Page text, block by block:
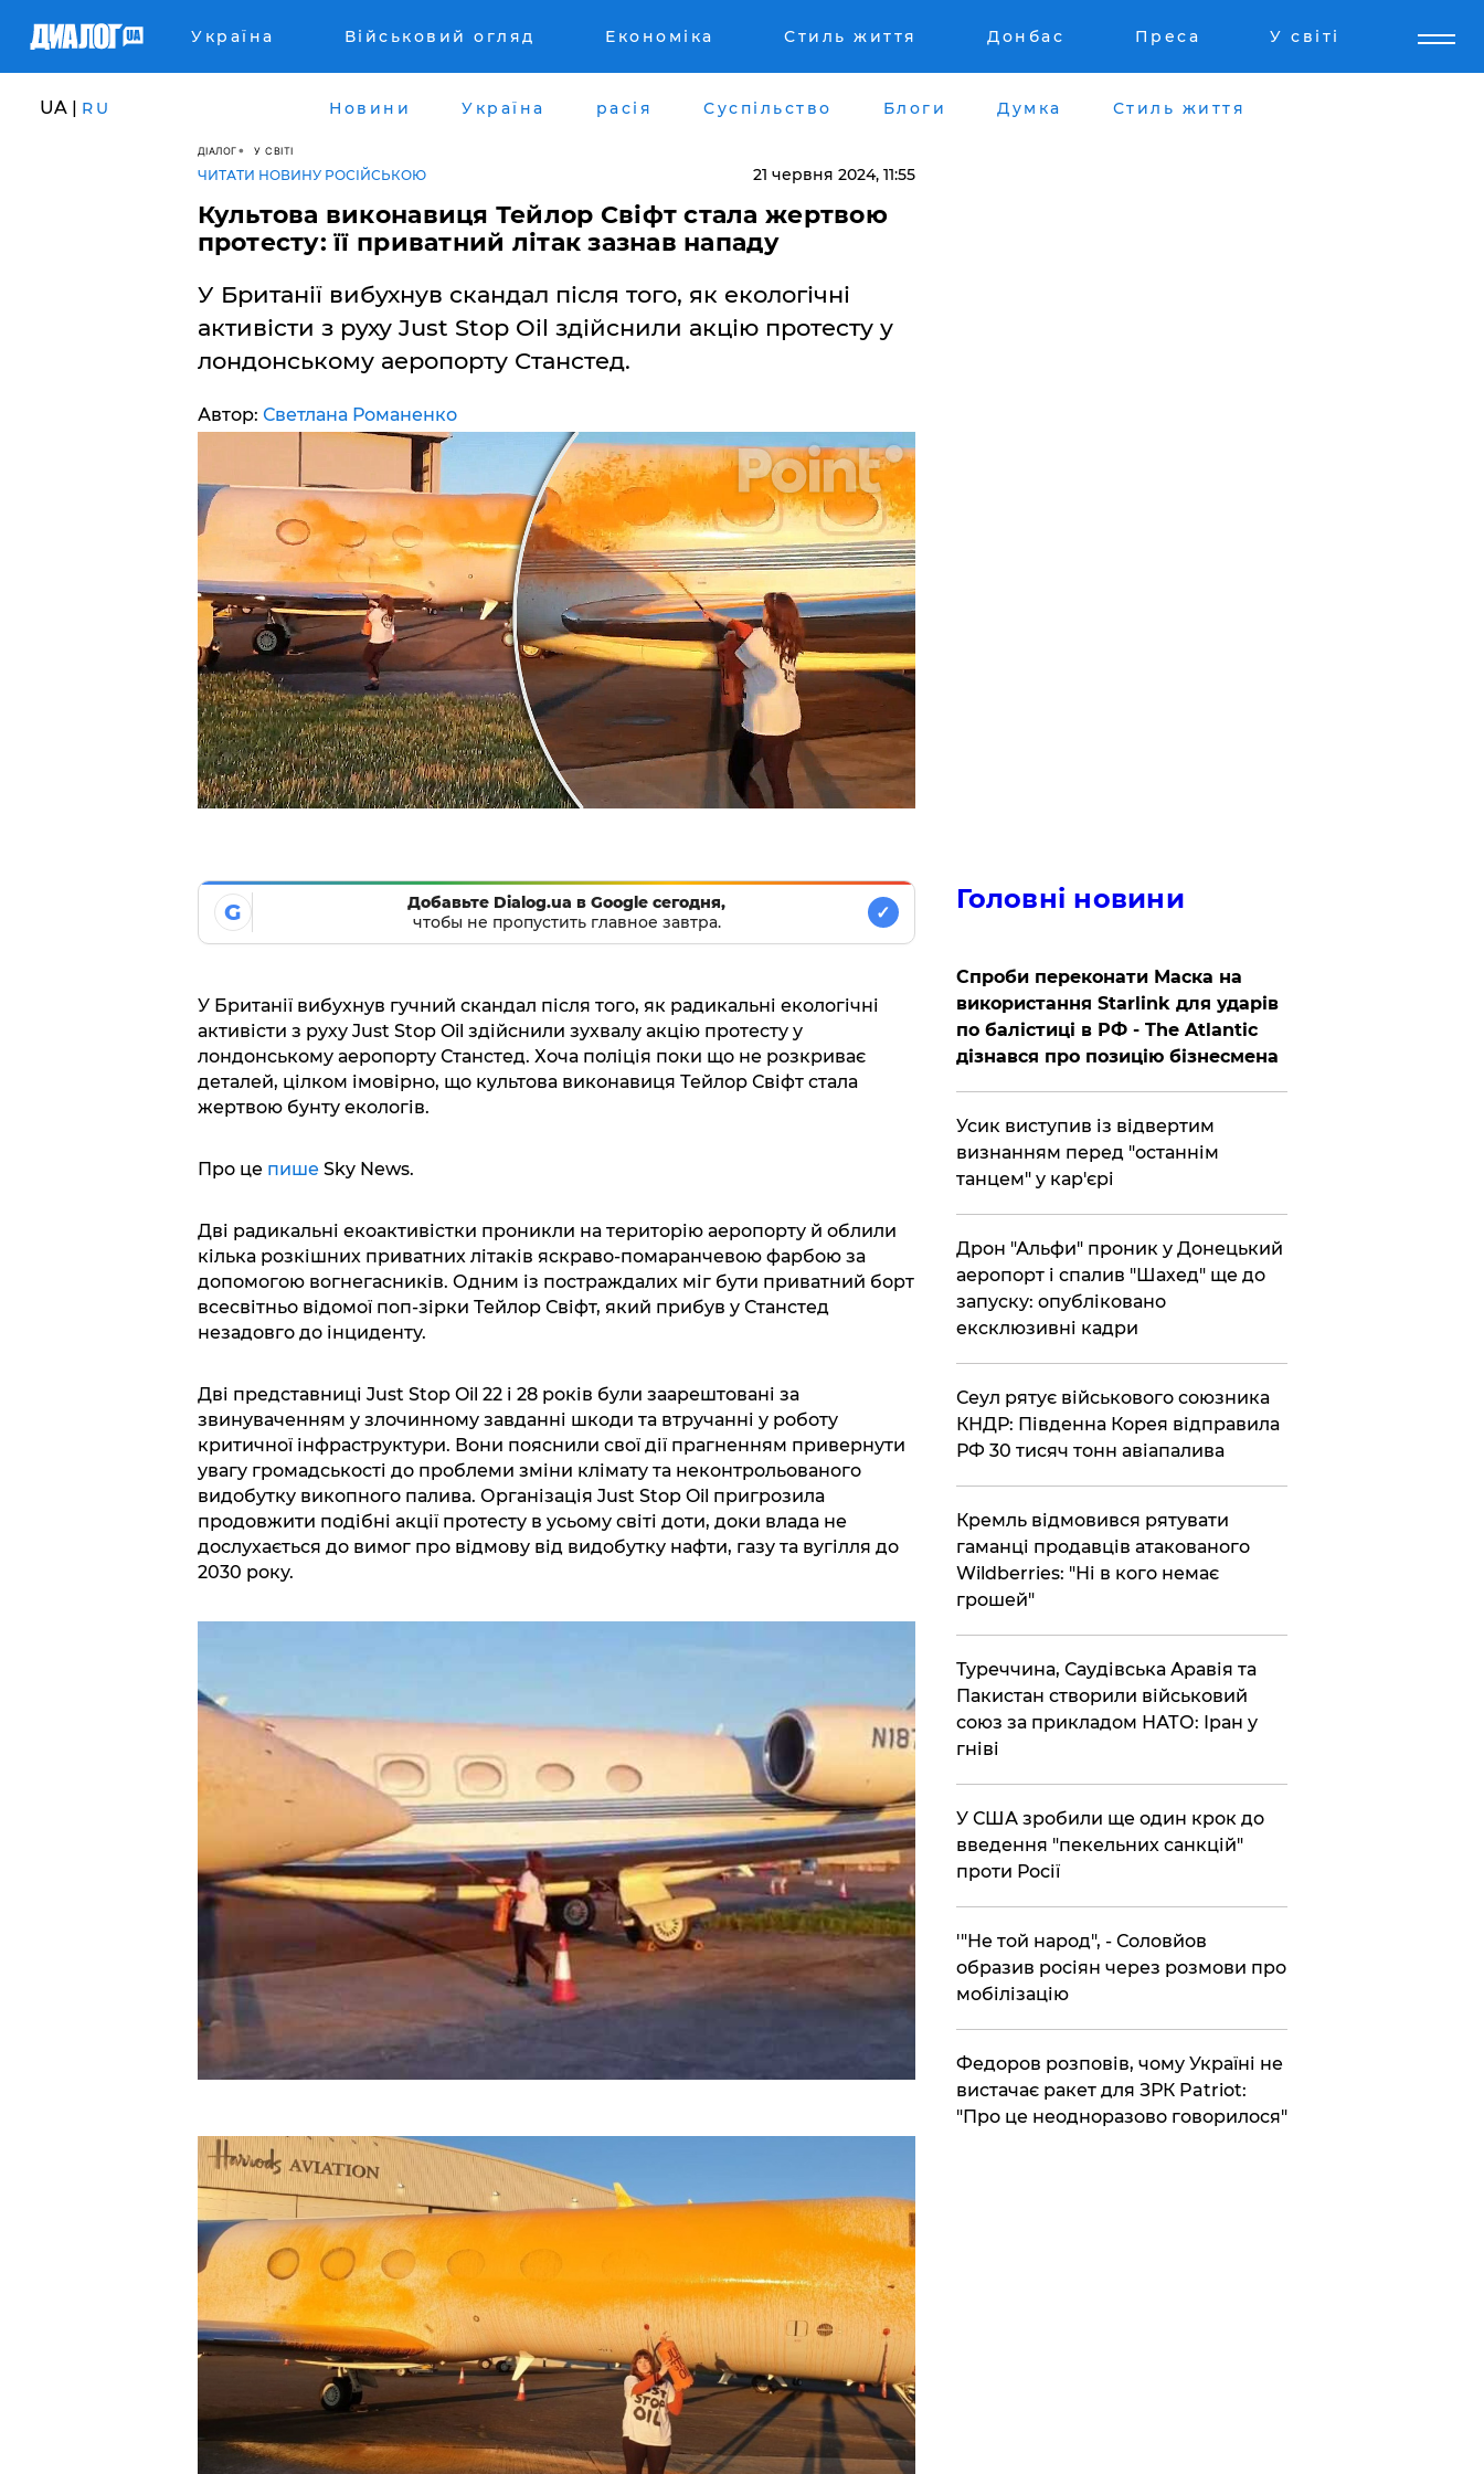
Україна Військовий огляд Економіка Стиль життя Донбас Преса У світі
UA | RU Новини Україна расія Суспільство Блоги Думка Стиль життя
ДІАЛОГ У СВІТІ
ЧИТАТИ НОВИНУ РОСІЙСЬКОЮ 21 червня 2024, 11:55
Культова виконавиця Тейлор Свіфт стала жертвою
протесту: її приватний літак зазнав нападу
У Британії вибухнув скандал після того, як екологічні
активісти з руху Just Stop Oil здійснили акцію протесту у
лондонському аеропорту Станстед.
Автор: Светлана Романенко
G
Добавьте Dialog.ua в Google сегодня,
чтобы не пропустить главное завтра.
✓
У Британії вибухнув гучний скандал після того, як радикальні екологічні
активісти з руху Just Stop Oil здійснили зухвалу акцію протесту у
лондонському аеропорту Станстед. Хоча поліція поки що не розкриває
деталей, цілком імовірно, що культова виконавиця Тейлор Свіфт стала
жертвою бунту екологів.
Про це пишеSky News.
Дві радикальні екоактивістки проникли на територію аеропорту й облили
кілька розкішних приватних літаків яскраво-помаранчевою фарбою за
допомогою вогнегасників. Одним із постраждалих міг бути приватний борт
всесвітньо відомої поп-зірки Тейлор Свіфт, який прибув у Станстед
незадовго до інциденту.
Дві представниці Just Stop Oil 22 і 28 років були заарештовані за
звинуваченням у злочинному завданні шкоди та втручанні у роботу
критичної інфраструктури. Вони пояснили свої дії прагненням привернути
увагу громадськості до проблеми зміни клімату та неконтрольованого
видобутку викопного палива. Організація Just Stop Oil пригрозила
продовжити подібні акції протесту в усьому світі доти, доки влада не
дослухається до вимог про відмову від видобутку нафти, газу та вугілля до
2030 року.
Головні новини
​Спроби переконати Маска на
використання Starlink для ударів
по балістиці в РФ - The Atlantic
дізнався про позицію бізнесмена
​Усик виступив із відвертим
визнанням перед "останнім
танцем" у кар'єрі
​Дрон "Альфи" проник у Донецький
аеропорт і спалив "Шахед" ще до
запуску: опубліковано
ексклюзивні кадри
​Сеул рятує військового союзника
КНДР: Південна Корея відправила
РФ 30 тисяч тонн авіапалива
​Кремль відмовився рятувати
гаманці продавців атакованого
Wildberries: "Ні в кого немає
грошей"
​Туреччина, Саудівська Аравія та
Пакистан створили військовий
союз за прикладом НАТО: Іран у
гніві
​У США зробили ще один крок до
введення "пекельних санкцій"
проти Росії
​'"Не той народ", - Соловйов
образив росіян через розмови про
мобілізацію
​Федоров розповів, чому Україні не
вистачає ракет для ЗРК Patriot:
"Про це неодноразово говорилося"